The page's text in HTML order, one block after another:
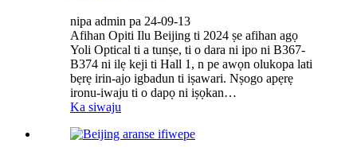
nipa admin pa 24-09-13
Afihan Opiti Ilu Beijing ti 2024 ṣe afihan agọ
Yoli Optical ti a tunṣe, ti o dara ni ipo ni B367-
B374 ni ilẹ keji ti Hall 1, n pe awọn olukopa lati
bẹrẹ irin-ajo igbadun ti iṣawari. Nṣogo apẹrẹ
ironu-iwaju ti o dapọ ni iṣọkan…
Ka siwaju